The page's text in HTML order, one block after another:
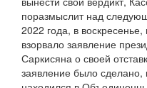
поразмыслит над
2022 года, в
взорвало заявление
Саркисяна о своей
заявление было сделано,